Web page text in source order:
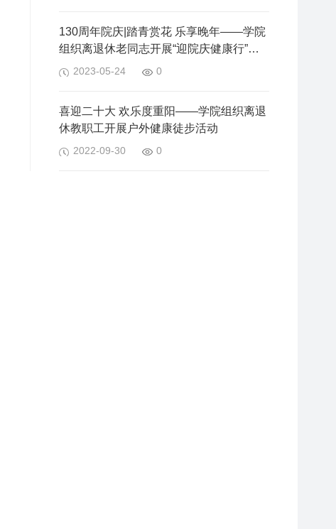
130周年院庆|踏青赏花 乐享晚年——学院
组织离退休老同志开展“迎院庆健康行”户
外活动
2023-05-24 0
喜迎二十大 欢乐度重阳——学院组织离退
休教职工开展户外健康徒步活动
2022-09-30 0